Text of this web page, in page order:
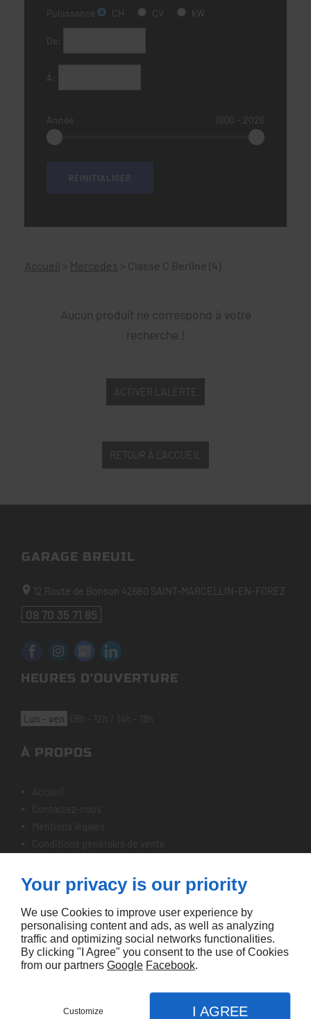
Puisssance CH CV kW
De:
À:
Année 1900 ‐ 2026
Accueil > Mercedes > Classe C Berline (4)
Aucun produit ne correspond à votre
recherche !
ACTIVER L’ALERTE
RETOUR À L'ACCUEIL
GARAGE BREUIL
12 Route de Bonson 42680 SAINT-MARCELLIN-EN-FOREZ
09 70 35 71 85
HEURES D'OUVERTURE
lun - ven 08h - 12h / 14h - 18h
À PROPOS
NOTRE SÉLECTION
nos véhicules
Your privacy is our priority
We use Cookies to improve user experience by
personalising content and ads, as well as analyzing
traffic and optimizing social networks functionalities.
By clicking "I Agree" you consent to the use of Cookies
from our partners Google Facebook.
Customize I AGREE